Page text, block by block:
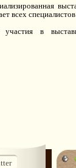
всех
в